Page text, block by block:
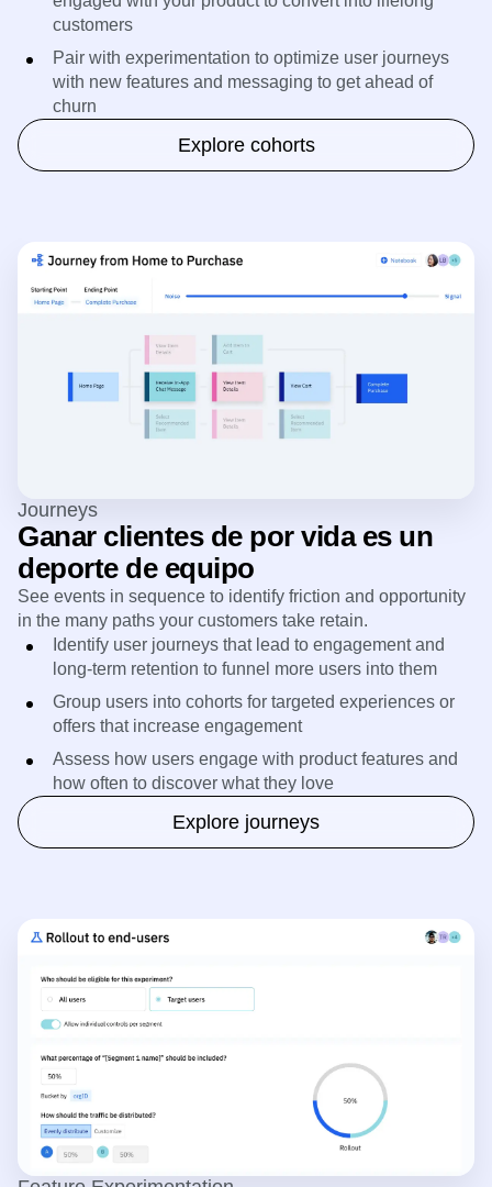
Build lookalike audiences to focus customers
engaged with your product to convert into lifelong
customers
Pair with experimentation to optimize user journeys
Journeys
Ganar clientes de por vida es un
deporte de equipo
See events in sequence to identify friction and opportunity
in the many paths your customers take retain.
Identify user journeys that lead to engagement and
long-term retention to funnel more users into them
Group users into cohorts for targeted experiences or
offers that increase engagement
how often to discover what they love